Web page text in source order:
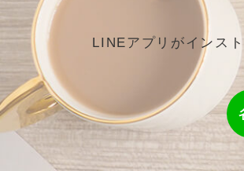
LINEアプリがインス